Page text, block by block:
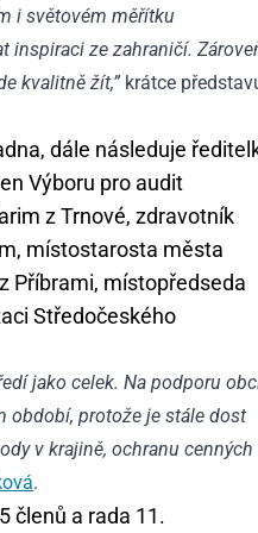
i světovém měřítku
inspiraci ze zahraničí.
kvalitně žít,” krátce
dále následuje
Výboru pro audit
z Trnové, zdravotník
místostarosta města
Příbrami, místopředseda
Středočeského
jako celek. Na podporu
období, protože je stále dost
v krajině, ochranu cenných
.
členů a rada 11.